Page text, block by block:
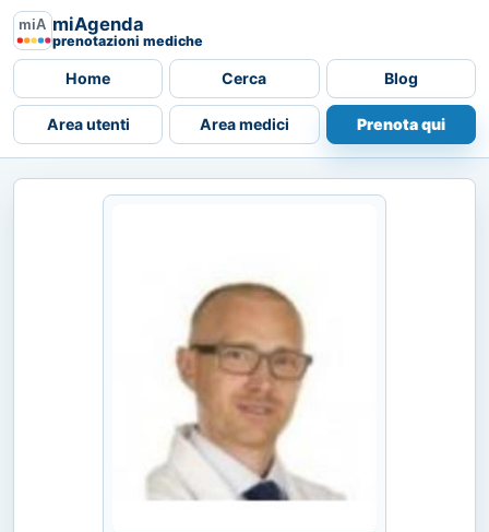
miAgenda
prenotazioni mediche
Home Cerca Blog
Area utenti Area medici Prenota qui